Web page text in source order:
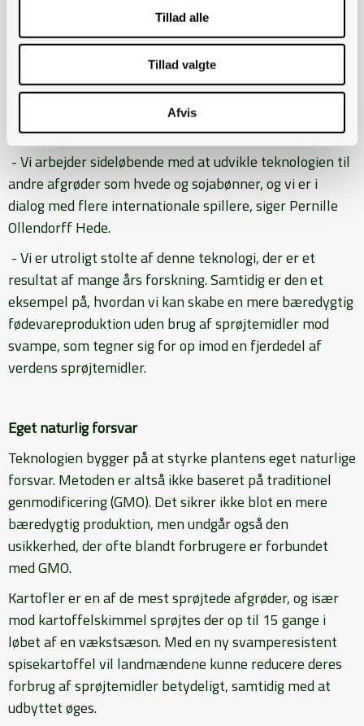
Tillad alle
Tillad valgte
Afvis
for landbrugsservice, så for en mindre
iværksættervirksomhed er samarbejdet en
kærkommen blåstempling. Healthycrop har modtaget
adskillige internationale priser for sin teknologi, som
tidligere har dokumenteret resistens over for
svampeangreb på majs og byg.
- Vi arbejder sideløbende med at udvikle teknologien til
andre afgrøder som hvede og sojabønner, og vi er i
dialog med flere internationale spillere, siger Pernille
Ollendorff Hede.
- Vi er utroligt stolte af denne teknologi, der er et
resultat af mange års forskning. Samtidig er den et
eksempel på, hvordan vi kan skabe en mere bæredygtig
fødevareproduktion uden brug af sprøjtemidler mod
svampe, som tegner sig for op imod en fjerdedel af
verdens sprøjtemidler.
Eget naturlig forsvar
Teknologien bygger på at styrke plantens eget naturlige
forsvar. Metoden er altså ikke baseret på traditionel
genmodificering (GMO). Det sikrer ikke blot en mere
bæredygtig produktion, men undgår også den
usikkerhed, der ofte blandt forbrugere er forbundet
med GMO.
Kartofler er en af de mest sprøjtede afgrøder, og især
mod kartoffelskimmel sprøjtes der op til 15 gange i
løbet af en vækstsæson. Med en ny svamperesistent
spisekartoffel vil landmændene kunne reducere deres
forbrug af sprøjtemidler betydeligt, samtidig med at
udbyttet øges.